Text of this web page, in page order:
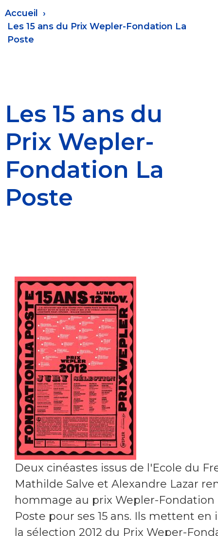
Fil
d'Ariane
Accueil
Les 15 ans du Prix Wepler-Fondation La
Poste
Les 15 ans du
Prix Wepler-
Fondation La
Poste
Deux cinéastes issus de l'Ecole du
Mathilde Salve et Alexandre Lazar
hommage au prix Wepler-Fondation
Poste pour ses 15 ans. Ils mettent en
la sélection 2012 du Prix Weper-